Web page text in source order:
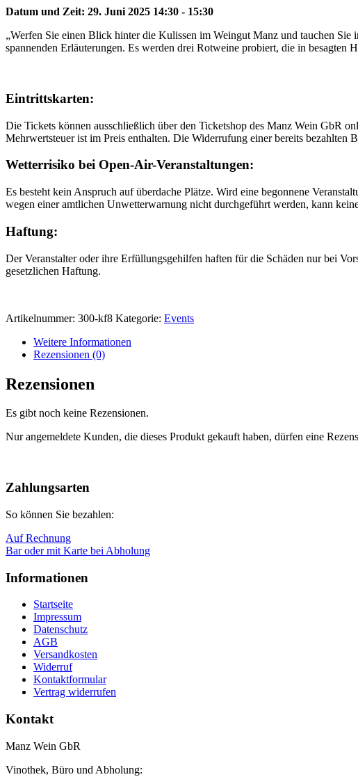
Datum und Zeit: 29. Juni 2025 14:30 - 15:30
„Werfen Sie einen Blick hinter die Kulissen im Weingut Manz und tauchen
spannenden Erläuterungen. Es werden drei Rotweine probiert, die in besagten
Eintrittskarten:
Die Tickets können ausschließlich über den Ticketshop des Manz Wein GbR
Mehrwertsteuer ist im Preis enthalten. Die Widerrufung einer bereits bezahlten
Wetterrisiko bei Open-Air-Veranstaltungen:
Es besteht kein Anspruch auf überdache Plätze. Wird eine begonnene
wegen einer amtlichen Unwetterwarnung nicht durchgeführt werden, kann
Haftung:
Der Veranstalter oder ihre Erfüllungsgehilfen haften für die Schäden nur bei
gesetzlichen Haftung.
Artikelnummer: 300-kf8 Kategorie: Events
Weitere Informationen
Rezensionen (0)
Rezensionen
Es gibt noch keine Rezensionen.
Nur angemeldete Kunden, die dieses Produkt gekauft haben, dürfen eine
oben
Zahlungsarten
So können Sie bezahlen:
Auf Rechnung
Bar oder mit Karte bei Abholung
Informationen
Startseite
Impressum
Datenschutz
AGB
Versandkosten
Widerruf
Kontaktformular
Vertrag widerrufen
Kontakt
Manz Wein GbR
Vinothek, Büro und Abholung: